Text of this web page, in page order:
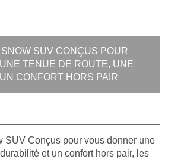
SUV CONÇUS POUR
TENUE DE ROUTE, UNE
CONFORT HORS PAIR
SUV Conçus pour vous donner une
et un confort hors pair, les